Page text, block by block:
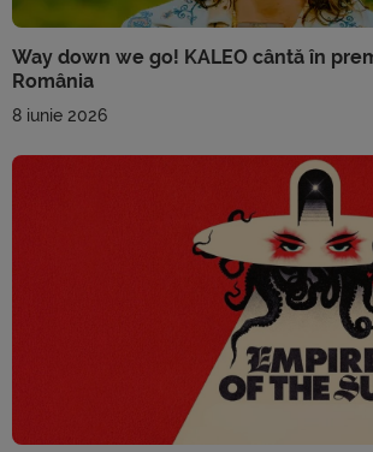
Way down we go! KALEO cântă în
România
8 iunie 2026